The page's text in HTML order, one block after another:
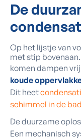
De
Op het lijstje van
met stip
komen dampen
koude
Dit heet
schimmel in de
De duurzame
Een mechanisch